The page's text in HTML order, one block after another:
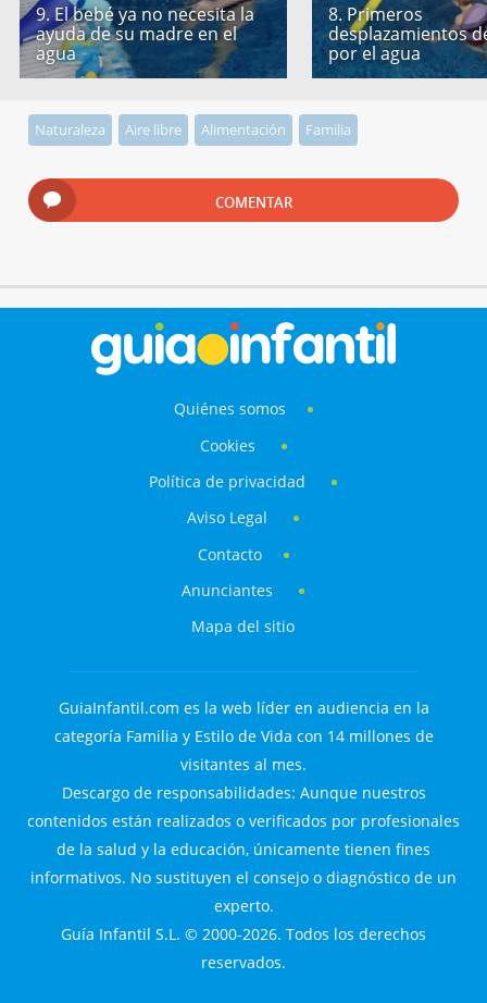
9. El bebé ya no necesita la
ayuda de su madre en el
agua
8. Primeros
desplazamientos
por el agua
Naturaleza Aire libre Alimentación Familia
COMENTAR
Quiénes somos
Cookies
Política de privacidad
Aviso Legal
Contacto
Anunciantes
Mapa del sitio
GuiaInfantil.com es la web líder en audiencia en la
categoría Familia y Estilo de Vida con 14 millones de
visitantes al mes.
Descargo de responsabilidades: Aunque nuestros
contenidos están realizados o verificados por profesionales
de la salud y la educación, únicamente tienen fines
informativos. No sustituyen el consejo o diagnóstico de un
experto.
Guía Infantil S.L. © 2000-2026. Todos los derechos
reservados.